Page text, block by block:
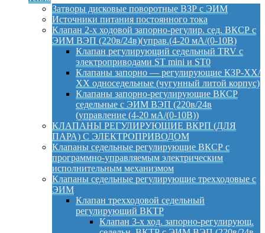
Затворы дисковые поворотные ВЗР с ЭИМ
Источники питания постоянного тока
Клапан 2-х ходовой запорно-регулир. сед. ВКСР с
ЭИМ ВЭП (220в/24в)(управ.(4-20 мА/(0-10В)
Клапан регулирующий седельный TRV с
электроприводами ST mini и ST0
Клапаны запорно — регулирующие КЗР-ХХ/
ХХ односедельные (чугунный литой корпус)
Клапаны запорно-регулирующие ВКСР
седельные с ЭИМ ВЭП (220в/24в
(управление (4-20 мА/(0-10В))
КЛАПАНЫ РЕГУЛИРУЮЩИЕ ВКРП (ДЛЯ
ПАРА) С ЭЛЕКТРОПРИВОДОМ
Клапаны седельные регулирующие ВКСР с
программно-управляемым электрическим
исполнительным механизмом
Клапаны седельные регулирующие трехходовые с
ЭИМ
Клапан трехходовой седельный
регулирующий ВКТР
Клапан 3-х ход. запорно-регулирующ.